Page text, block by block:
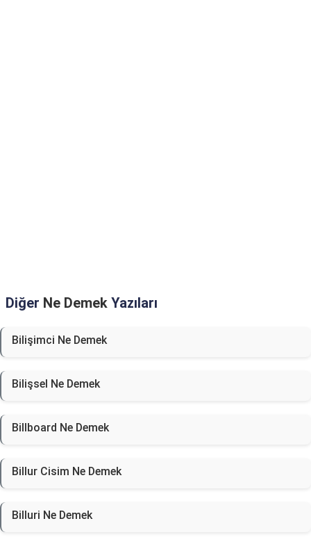
Diğer Ne Demek Yazıları
Bilişimci Ne Demek
Bilişsel Ne Demek
Billboard Ne Demek
Billur Cisim Ne Demek
Billuri Ne Demek